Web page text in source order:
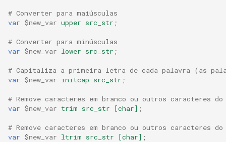
mlcache
mysql
nettle
newrelic
# Converter para maiúsculas
var $new_var upper src_str ;
# Converter para minúsculas
var $new_var lower src_str ;
# Capitaliza a primeira letra de cada palavra (as
var $new_var initcap src_str ;
# Remove caracteres em branco ou outros caracteres
var $new_var trim src_str [char] ;
# Remove caracteres em branco ou outros caracteres
var $new_var ltrim src_str [char] ;